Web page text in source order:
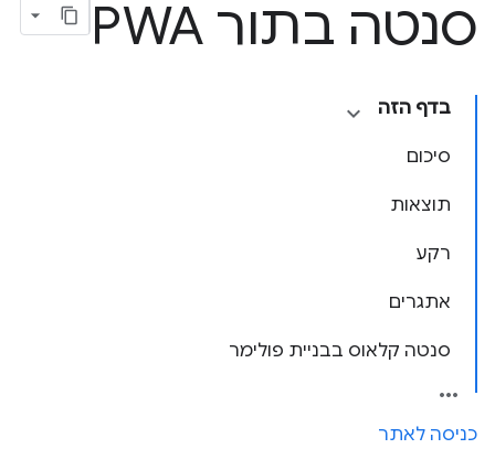
סנטה בתור PWA
בדף הזה
סיכום
תוצאות
רקע
אתגרים
סנטה קלאוס בבניית פולימר
כניסה לאתר